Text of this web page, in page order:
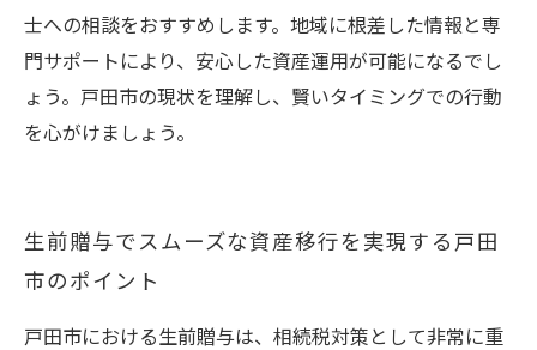
士への相談をおすすめします。地域に根差した情報と専
門サポートにより、安心した資産運用が可能になるでし
ょう。戸田市の現状を理解し、賢いタイミングでの行動
を心がけましょう。
生前贈与でスムーズな資産移行を実現する戸田
市のポイント
戸田市における生前贈与は、相続税対策として非常に重